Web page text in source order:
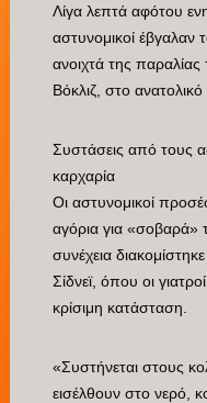
Λίγα λεπτά αφότου
αστυνομικοί
ανοιχτά της παραλίας
Βόκλιζ, στο
Συστάσεις από τους
καρχαρία
Οι αστυνομικοί
αγόρια για «σοβαρά»
συνέχεια
Σίδνεϊ, όπου οι
κρίσιμη κατάσταση.
«Συστήνεται στους
εισέλθουν στο νερό,